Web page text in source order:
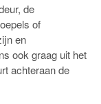
de
of
en
ook graag uit het
achteraan de